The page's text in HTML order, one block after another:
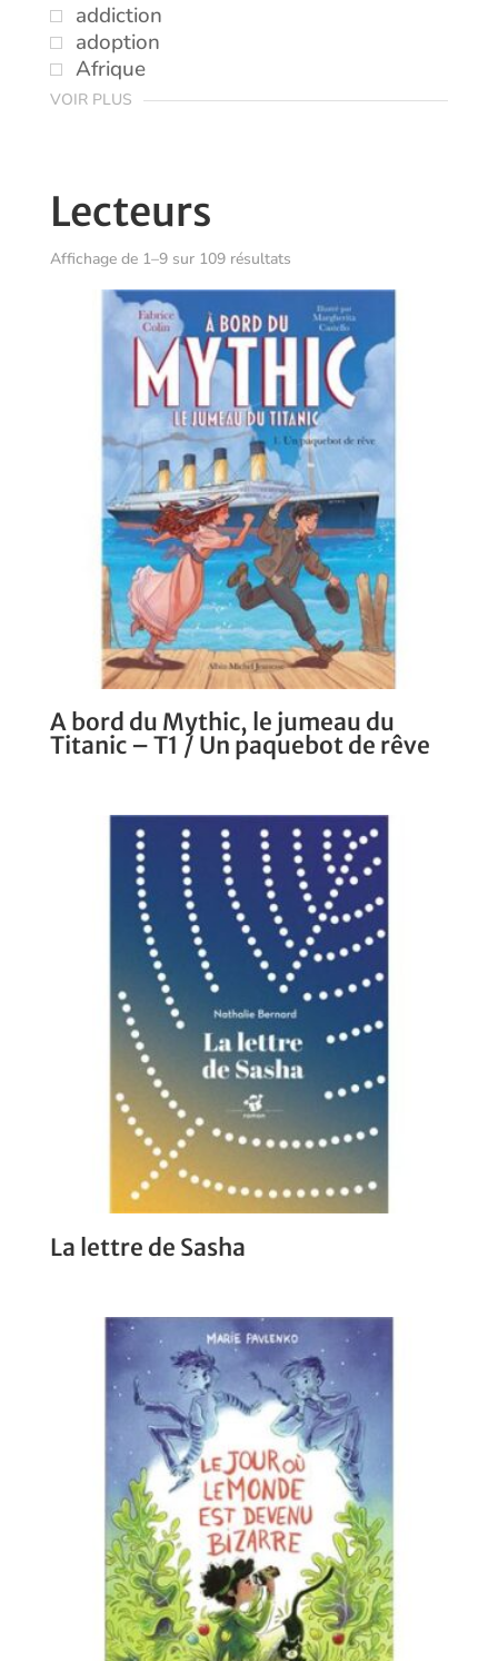
Lecteurs
Affichage de 1–9 sur 109 résultatsTrié
du
plus
récent
plus
ancien
A bord du Mythic, le jumeau du
Titanic – T1 / Un paquebot de rêve
La lettre de Sasha
addiction
adoption
Afrique
VOIR PLUS